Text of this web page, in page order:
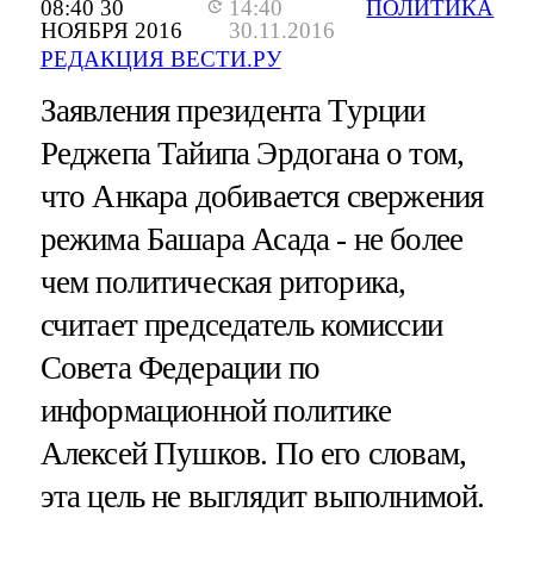
08:40 30
НОЯБРЯ 2016
14:40
30.11.2016
РЕДАКЦИЯ ВЕСТИ.РУ
ПОЛИТИКА
Заявления президента Турции
Реджепа Тайипа Эрдогана о том,
что Анкара добивается свержения
режима Башара Асада - не более
чем политическая риторика,
считает председатель комиссии
Совета Федерации по
информационной политике
Алексей Пушков. По его словам,
эта цель не выглядит выполнимой.